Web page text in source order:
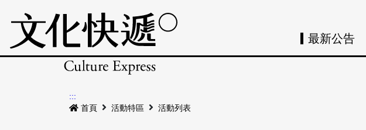
最新公告
:::
首頁
活動特區 活動列表